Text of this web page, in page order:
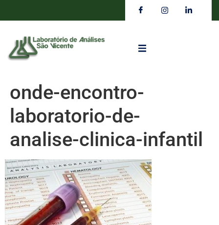
onde-encontro-
laboratorio-de-
analise-clinica-infantil